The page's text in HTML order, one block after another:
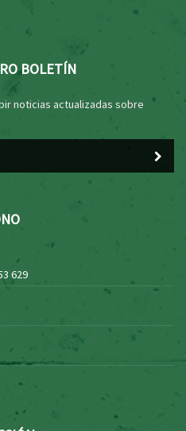
BOLETÍN
noticias actualizadas sobre
629